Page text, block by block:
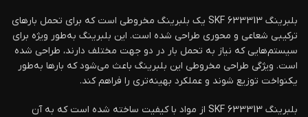
بلبرینگ 633313 SKF یک بلبرینگ مخروطی است که برای تحمل بارهای
ترکیبی شعاعی و محوری طراحی شده است. این بلبرینگ به‌طور ویژه برای
سیستم‌هایی که نیاز به تحمل بار در دو جهت مختلف دارند، طراحی شده
است. ویژگی طراحی مخروطی این بلبرینگ باعث می‌شود که بارها به‌طور
یکنواخت توزیع شوند و عملکرد بهینه‌تری را فراهم کند.
بلبرینگ 633313 SKF از مواد با کیفیت ساخته شده است که به آن